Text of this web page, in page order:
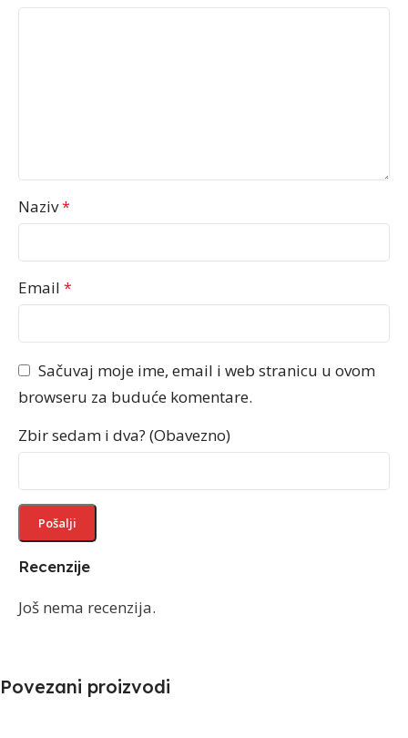
Recenzije
Još nema recenzija.
Naziv*
Email *
Sačuvaj moje ime, email i web stranicu u ovom
browseru za buduće komentare.
Zbir sedam i dva? (Obavezno)
Povezani proizvodi